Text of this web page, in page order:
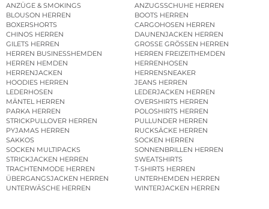
ANZÜGE & SMOKINGS
ANZUGSSCHUHE HERREN
BLOUSON HERREN
BOOTS HERREN
BOXERSHORTS
CARGOHOSEN HERREN
CHINOS HERREN
DAUNENJACKEN HERREN
GILETS HERREN
GROSSE GRÖSSEN HERREN
HERREN BUSINESSHEMDEN
HERREN FREIZEITHEMDEN
HERREN HEMDEN
HERRENHOSEN
HERRENJACKEN
HERRENSNEAKER
HOODIES HERREN
JEANS HERREN
LEDERHOSEN
LEDERJACKEN HERREN
MÄNTEL HERREN
OVERSHIRTS HERREN
PARKA HERREN
POLOSHIRTS HERREN
STRICKPULLOVER HERREN
PULLUNDER HERREN
PYJAMAS HERREN
RUCKSÄCKE HERREN
SAKKOS
SOCKEN HERREN
SOCKEN MULTIPACKS
SONNENBRILLEN HERREN
STRICKJACKEN HERREN
SWEATSHIRTS
TRACHTENMODE HERREN
T-SHIRTS HERREN
ÜBERGANGSJACKEN HERREN
UNTERHEMDEN HERREN
UNTERWÄSCHE HERREN
WINTERJACKEN HERREN